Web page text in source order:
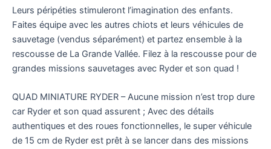
Leurs péripéties stimuleront l’imagination des enfants.
Faites équipe avec les autres chiots et leurs véhicules de
sauvetage (vendus séparément) et partez ensemble à la
rescousse de La Grande Vallée. Filez à la rescousse pour de
grandes missions sauvetages avec Ryder et son quad !
QUAD MINIATURE RYDER – Aucune mission n’est trop dure
car Ryder et son quad assurent ; Avec des détails
authentiques et des roues fonctionnelles, le super véhicule
de 15 cm de Ryder est prêt à se lancer dans des missions